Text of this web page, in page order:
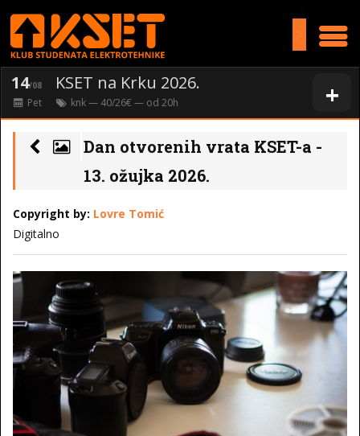
+
14/08 KSET na Krku 2026.
Pet knk— 40/26€ — od 20h
Dan otvorenih vrata KSET-a -
13. ožujka 2026.
Copyright by: Lovre Tomić
Digitalno